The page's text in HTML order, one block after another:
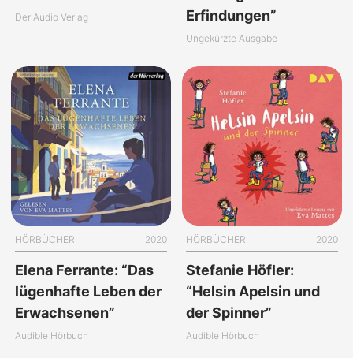
Der Audio Verlag
Erfindungen”
Ungekürzte Ausgabe
HÖRBÜCHER 2020
Elena Ferrante: “Das
lügenhafte Leben der
Erwachsenen”
Audible Hörbuch
HÖRBÜCHER 2020
Stefanie Höfler:
“Helsin Apelsin und
der Spinner”
Audible Hörbuch